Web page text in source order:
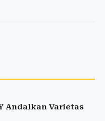
Andalkan Varietas